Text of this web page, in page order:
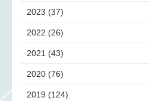
2023 (37)
2022 (26)
2021 (43)
2020 (76)
2019 (124)